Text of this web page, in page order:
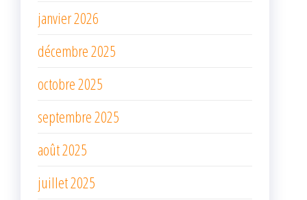
janvier 2026
décembre 2025
octobre 2025
septembre 2025
août 2025
juillet 2025